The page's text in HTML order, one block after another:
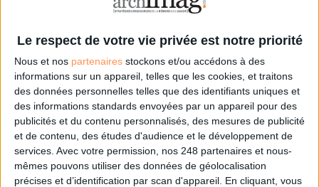
Le respect de votre vie privée est notre priorité
Nous et nos partenaires stockons et/ou accédons à des
informations sur un appareil, telles que les cookies, et traitons
des données personnelles telles que des identifiants uniques et
des informations standards envoyées par un appareil pour des
publicités et du contenu personnalisés, des mesures de publicité
et de contenu, des études d'audience et le développement de
services. Avec votre permission, nos 248 partenaires et nous-
mêmes pouvons utiliser des données de géolocalisation
précises et d’identification par scan d'appareil. En cliquant, vous
Bibliothèques : comment survivre face aux pressions?
DSI du secteur public : le pivot de la transformation
Les derniers guides :
IA génératives : cas d’usage et retours d’expérience